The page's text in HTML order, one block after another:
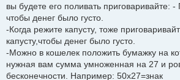
е
н
е
вы будете его поливать приговаривайте: -
чтобы денег было густо.
-Когда режите капусту, тоже
капусту,чтобы денег было густо.
-Можно в кошелек положить бумажку на
нужная вам сумма умноженная на 27 и
бесконечности. Например: 50х27=знак